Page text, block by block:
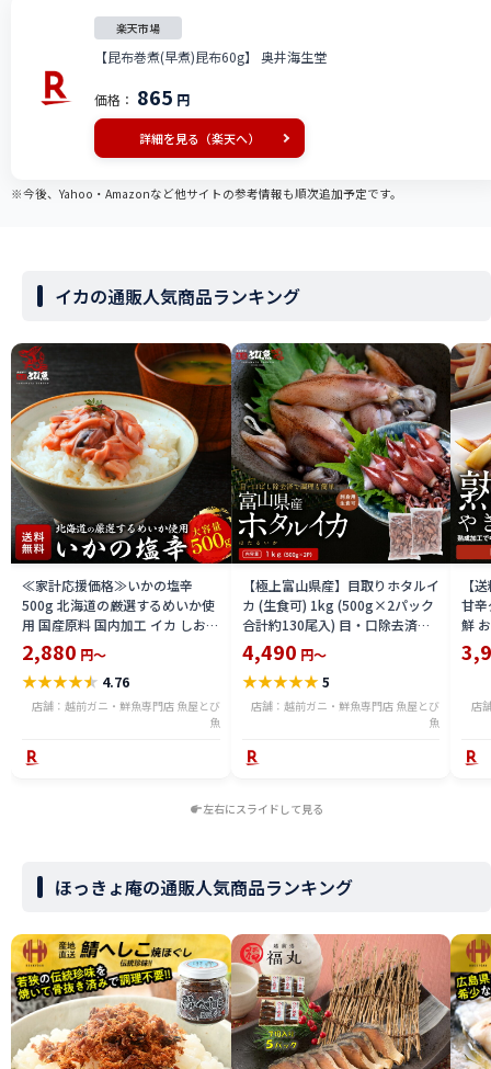
楽天市場
【昆布巻煮(早煮)昆布60g】 奥井海生堂
価格： 865 円
詳細を見る（楽天へ）
※今後、Yahoo・Amazonなど他サイトの参考情報も順次追加予定です。
イカの通販人気商品ランキング
≪家計応援価格≫いかの塩辛
500g 北海道の厳選するめいか使
用 国産原料 国内加工 イカ しおか
ら おつまみ 酒 厳選素材 送料無料
ika2212-500a
2,880 円～
★★★★★ 4.76
店舗：越前ガニ・鮮魚専門店 魚屋とび
魚
【極上富山県産】目取りホタルイ
カ (生食可) 1kg (500g×2パック
合計約130尾入) 目・口除去済み
ほたるいか 刺身 生 個別冷凍 いか
めし 酢味噌あえ 沖漬け 海鮮 通販
送料無料 hoika2502
4,490 円～
★★★★★ 5
店舗：越前ガニ・鮮魚専門店 魚屋とび
魚
【
甘辛
鮮
き
店
左右にスライドして見る
ほっきょ庵の通販人気商品ランキング